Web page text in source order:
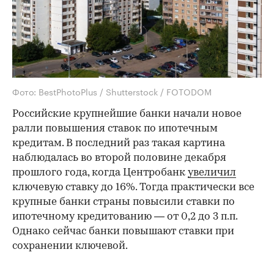
Фото: BestPhotoPlus / Shutterstock / FOTODOM
Российские крупнейшие банки начали новое
ралли повышения ставок по ипотечным
кредитам. В последний раз такая картина
наблюдалась во второй половине декабря
прошлого года, когда Центробанк увеличил
ключевую ставку до 16%. Тогда практически все
крупные банки страны повысили ставки по
ипотечному кредитованию — от 0,2 до 3 п.п.
Однако сейчас банки повышают ставки при
сохранении ключевой.